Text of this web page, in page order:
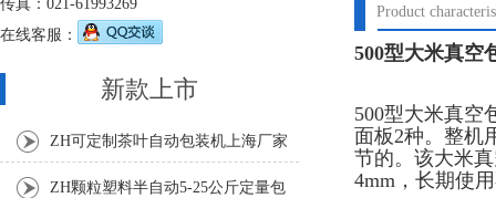
Product
500型大米真空
500型大米真空
面板2种。整机
节的。该大米
4mm，长期使
传真：021-61993269
在线客服：
新款上市
ZH可定制茶叶自动包装机上海厂家
ZH颗粒塑料半自动5-25公斤定量包